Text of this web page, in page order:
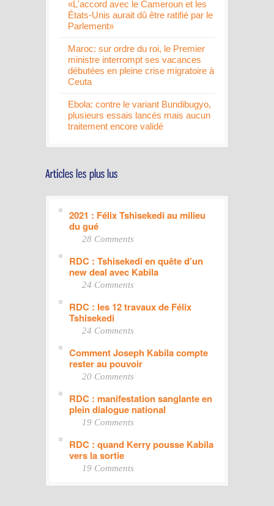
«L'accord avec le Cameroun et les
États-Unis aurait dû être ratifié par le
Parlement»
Maroc: sur ordre du roi, le Premier
ministre interrompt ses vacances
débutées en pleine crise migratoire à
Ceuta
Ebola: contre le variant Bundibugyo,
plusieurs essais lancés mais aucun
traitement encore validé
2021 : Félix Tshisekedi au milieu
du gué
28 Comments
RDC : Tshisekedi en quête d’un
new deal avec Kabila
24 Comments
RDC : les 12 travaux de Félix
Tshisekedi
24 Comments
Comment Joseph Kabila compte
rester au pouvoir
20 Comments
RDC : manifestation sanglante en
plein dialogue national
19 Comments
RDC : quand Kerry pousse Kabila
vers la sortie
19 Comments